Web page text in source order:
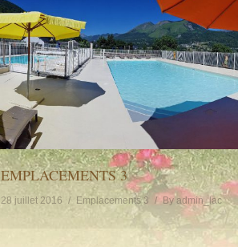
EMPLACEMENTS 3
28 juillet 2016 Emplacements 3 By admin_lac